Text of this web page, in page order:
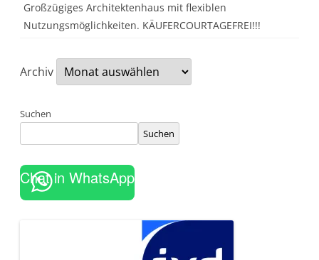
Großzügiges Architektenhaus mit flexiblen
Nutzungsmöglichkeiten. KÄUFERCOURTAGEFREI!!!
Archiv
Suchen
Suchen
Chat in WhatsApp